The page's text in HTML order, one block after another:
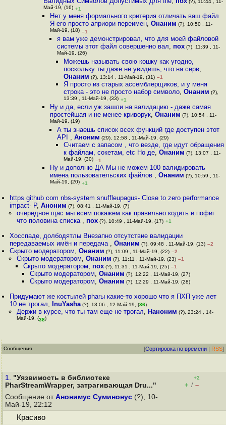
(?), 10:44 , 11-
Май-19, (16) +1
Нет у меня формального критерия отличать ваш файл
Я его просто априори переимен,Онаним (?), 10:50 , 11-
Май-19, (18) –1
я вам уже демонстрировал, что для моей файловой
системы этот файл совершенно вал, пох(?), 11:39 , 11-
Май-19, (26)
Можешь называть свою кошку как угодно,
поскольку ты даже не увидишь, что на серв,
Онаним (?), 13:14 , 11-Май-19, (31) –1
Я просто из старых ассемблерщиков, и у меня
строка - это не просто набор символо, Онаним (?),
13:39 , 11-Май-19, (33) +1
Ну и да, если уж зашли на валидацию - даже самая
простейшая и не менее криворук,Онаним (?), 10:54 , 11-
Май-19, (19)
А ты знаешь список всех функций где доступен этот
API , Аноним (29), 12:58 , 11-Май-19, (29)
Считаем с запасом , что везде, где идут обращения
к файлам, сокетам, etc Но де, Онаним (?), 13:07 , 11-
Май-19, (30) –1
Ну и дополню ДА Мы не можем 100 валидировать
имена пользовательских файлов ,Онаним (?), 10:59 , 11-
Май-19, (20) +1
https github com nbs-system snuffleupagus- Close to zero performance
impact- P,Аноним (7), 08:41 , 11-Май-19, (7)
очередное щас мы всем покажем как правильно кодить и пофиг
что половина списка , пох(?), 10:49 , 11-Май-19, (17) +1
Хосспаде, долбодятлы Внезапно отсутствие валидации
передаваемых имён и передача ,Онаним (?), 09:48 , 11-Май-19, (13) –2
Скрыто модератором,Онаним (?), 11:09 , 11-Май-19, (22) –2
Скрыто модератором, Онаним (?), 11:11 , 11-Май-19, (23) –1
Скрыто модератором, пох(?), 11:31 , 11-Май-19, (25) –1
Скрыто модератором,Онаним (?), 12:22 , 11-Май-19, (27)
Скрыто модератором,Онаним (?), 12:29 , 11-Май-19, (28)
Придумают же костылей pharы какие-то хорошо что я ПХП уже лет
10 не трогал, InuYasha (?), 13:06 , 12-Май-19, (36)
Держи в курсе, что ты там еще не трогал, Наноним (?), 23:24 , 14-
Май-19, (38)
Сообщения [Сортировка по времени | RSS]
1. "Уязвимость в библиотеке
PharStreamWrapper, затрагивающая Dru..."
+2
+ / –
Сообщение от Анонимус Суминонус (?), 10-
Май-19, 22:12
Красиво